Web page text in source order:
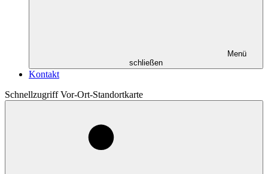
Menü
schließen
Kontakt
Schnellzugriff Vor-Ort-Standortkarte